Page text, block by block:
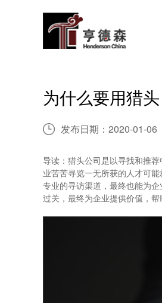
为什么要用猎
发布日期： 2020-01-06
导读：猎头公司是以寻找和推
业苦苦寻览一无所获的人才可
专业的寻访渠道，最终也能为
过关，最终为企业提供价值，